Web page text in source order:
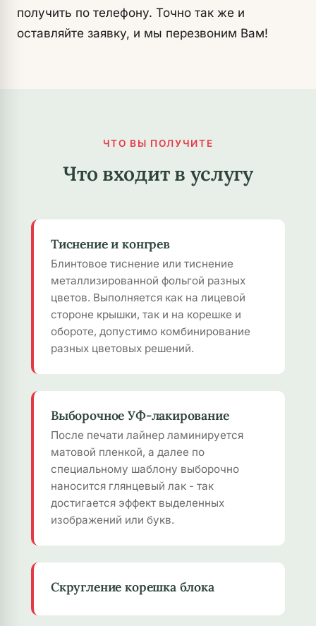
получить по телефону. Точно так же и
оставляйте заявку, и мы перезвоним Вам!
ЧТО ВЫ ПОЛУЧИТЕ
Что входит в услугу
Тиснение и конгрев
Блинтовое тиснение или тиснение
металлизированной фольгой разных
цветов. Выполняется как на лицевой
стороне крышки, так и на корешке и
обороте, допустимо комбинирование
разных цветовых решений.
Выборочное УФ-лакирование
После печати лайнер ламинируется
матовой пленкой, а далее по
специальному шаблону выборочно
наносится глянцевый лак - так
достигается эффект выделенных
изображений или букв.
Скругление корешка блока